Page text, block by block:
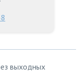
выходных